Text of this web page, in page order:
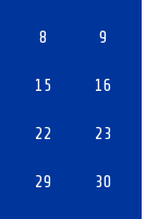
8 9
15 16
22 23
29 30